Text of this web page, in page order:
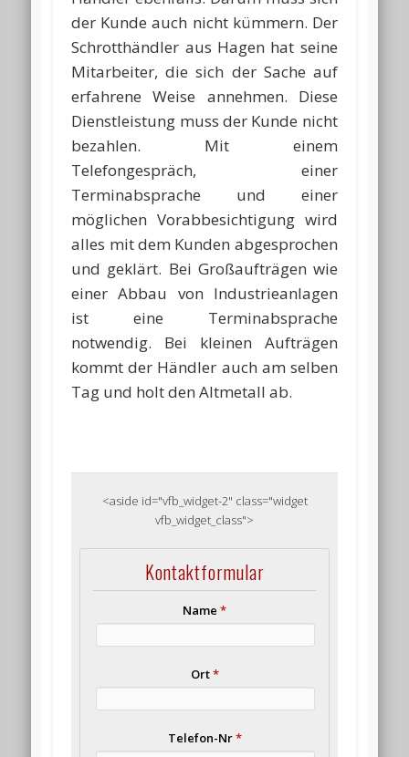
der Kunde auch nicht kümmern. Der
Schrotthändler aus Hagen hat seine
Mitarbeiter, die sich der Sache auf
erfahrene Weise annehmen. Diese
Dienstleistung muss der Kunde nicht
bezahlen. Mit einem
Telefongespräch, einer
Terminabsprache und einer
möglichen Vorabbesichtigung wird
alles mit dem Kunden abgesprochen
und geklärt. Bei Großaufträgen wie
einer Abbau von Industrieanlagen
ist eine Terminabsprache
notwendig. Bei kleinen Aufträgen
kommt der Händler auch am selben
Tag und holt den Altmetall ab.
<aside id="vfb_widget-2" class="widget
vfb_widget_class">
Kontaktformular
Name *
Ort*
Telefon-Nr*